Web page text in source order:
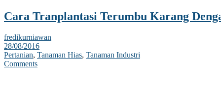
Cara Tranplantasi Terumbu Karang
fredikurniawan
28/08/2016
Pertanian, Tanaman Hias, Tanaman Industri
Comments